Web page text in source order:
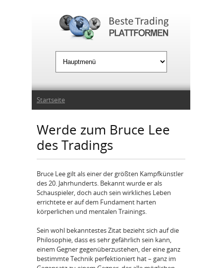
Sie sind hier
Startseite
Werde zum Bruce Lee
des Tradings
Bruce Lee gilt als einer der größten Kampfkünstler
des 20. Jahrhunderts. Bekannt wurde er als
Schauspieler, doch auch sein wirkliches Leben
errichtete er auf dem Fundament harten
körperlichen und mentalen Trainings.
Sein wohl bekanntestes Zitat bezieht sich auf die
Philosophie, dass es sehr gefährlich sein kann,
einem Gegner gegenüberzustehen, der eine ganz
bestimmte Technik perfektioniert hat – ganz im